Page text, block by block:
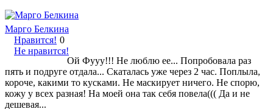
Марго Белкина
Нравится!
Не нравится!
0
Ой Фууу!!! Не люблю ее... Попробовала раз
пять и подруге отдала... Скаталась уже через 2 час. Поплыла,
короче, какими то кусками. Не маскирует ничего. Не спорю,
кожу у всех разная! На моей она так себя повела((( Да и не
дешевая...